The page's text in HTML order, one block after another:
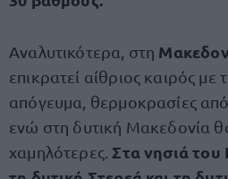
Αναλυτικότερα, στη
επικρατεί αίθριος καιρός με
απόγευμα, θερμοκρασίες
ενώ στη δυτική Μακεδονία
χαμηλότερες. Στα νησιά του